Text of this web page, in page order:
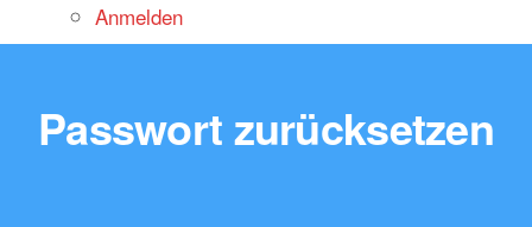
Anmelden
Passwort zurücksetzen